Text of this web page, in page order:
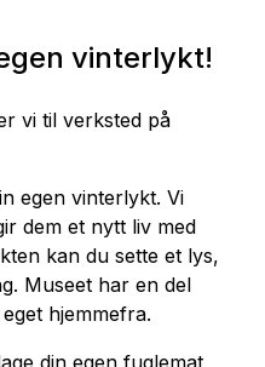
vinterlykt!
vi til verksted på
egen vinterlykt. Vi
dem et nytt liv med
kan du sette et lys,
Museet har en del
hjemmefra.
din egen fuglemat